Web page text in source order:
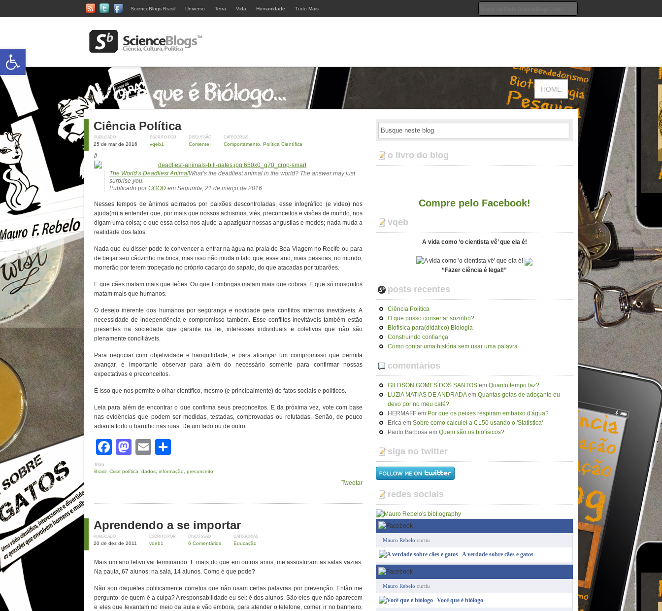
ScienceBlogs Brasil Universo Terra Vida Humanidade Tudo Mais
HOME
Ciência Política
PUBLICADO
25 de mar de 2016
ESCRITO POR
vqeb1
DISCUSSÃO
Comente!
CATEGORIAS
Comportamento Política Científica
//
The World’s Deadliest AnimalWhat’s the deadliest animal in the world? The answer may just
surprise you.
Publicado porGOOD em Segunda, 21 de março de 2016
Nesses tempos de ânimos acirrados por paixões descontroladas, esse infográfico (e video) nos
ajuda(m) a entender que, por mais que nossos achismos, viés, preconceitos e visões de mundo, nos
digam uma coisa; e que essa coisa nos ajude a apaziguar nossas angustias e medos; nada muda a
realidade dos fatos.
Nada que eu disser pode te convencer a entrar na água na praia de Boa Viagem no Recife ou para
de beijar seu cãozinho na boca, mas isso não muda o fato que, esse ano, mais pessoas, no mundo,
morrerão por terem tropeçado no próprio cadarço do sapato, do que atacadas por tubarões.
E que cães matam mais que leões. Ou que Lombrigas matam mais que cobras. E que só mosquitos
matam mais que humanos.
O desejo inerente dos humanos por segurança e novidade gera conflitos internos inevitáveis. A
necessidade de independência e compromisso também. Esse conflitos inevitáveis também estão
presentes na sociedade que garante na lei, interesses individuais e coletivos que não são
plenamente conciliáveis.
Para negociar com objetividade e tranquilidade, e para alcançar um compromisso que permita
avançar, é importante observar para além do necessário somente para confirmar nossas
expectativas e preconceitos.
É isso que nos permite o olhar científico, mesmo (e principalmente) de fatos sociais e políticos.
Leia para além de encontrar o que confirma seus preconceitos. E da próxima vez, vote com base
nas evidências que podem ser medidas, testadas, comprovadas ou refutadas. Senão, de pouco
adianta todo o barulho nas ruas. De um lado ou de outro.
Facebook
Mastodon
Email
TAGS
Brasil Crise política dados informação preconceito
Tweetar
Aprendendo a se importar
PUBLICADO
20 de dez de 2011
ESCRITO POR
vqeb1
DISCUSSÃO
6 Comentários
CATEGORIAS
Educação
Mais um ano letivo vai terminando. E mais do que em outros anos, me assusturam as salas vazias.
Na pauta, 67 alunos; na sala, 14 alunos. Como é que pode?
Não sou daqueles politicamente corretos que não usam certas palavras por prevenção. Então me
pergunto: de quem é a culpa? A responsabilidade eu sei: é dos alunos. São eles que não aparecem
e eles que levantam no meio da aula e vão embora, para atender o telefone, comer, ir no banheiro,
o livro do blog
Compre pelo Facebook!
vqeb
A vida como ‘o cientista vê’ que ela é!
“Fazer ciência é legal!”
posts recentes
Ciência Política
O que posso consertar sozinho?
Biofísica para(didático) Biologia
Construindo confiança
Como contar uma história sem usar uma palavra
comentários
GILDSON GOMES DOS SANTOS em Quanto tempo faz?
LUZIA MATIAS DE ANDRADAem Quantas gotas de adoçante eu
devo por no meu café?
HERMAFF em Por que os peixes respiram embaixo d'água?
Erica em Sobre como calculei a CL50 usando o 'Statistica'
Paulo Barbosa em Quem são os biofísicos?
siga no twitter
redes sociais
Mauro Rebelo curtiu
A verdade sobre cães e gatos
Mauro Rebelo curtiu
Você que é biólogo
Abrir a barra de ferramentas